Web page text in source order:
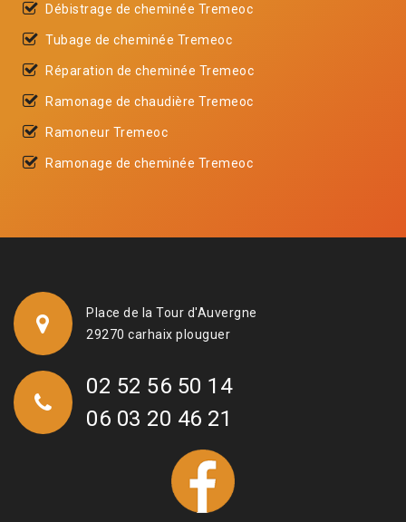
Débistrage de cheminée Tremeoc
Tubage de cheminée Tremeoc
Réparation de cheminée Tremeoc
Ramonage de chaudière Tremeoc
Ramoneur Tremeoc
Ramonage de cheminée Tremeoc
Place de la Tour d'Auvergne
29270 carhaix plouguer
02 52 56 50 14
06 03 20 46 21